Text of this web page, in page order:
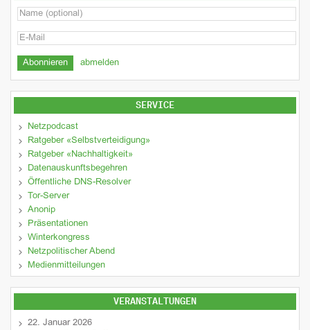
abmelden
SERVICE
Netzpodcast
Ratgeber «Selbstverteidigung»
Ratgeber «Nachhaltigkeit»
Datenauskunftsbegehren
Öffentliche DNS-Resolver
Tor-Server
Anonip
Präsentationen
Winterkongress
Netzpolitischer Abend
Medienmitteilungen
VERANSTALTUNGEN
22. Januar 2026